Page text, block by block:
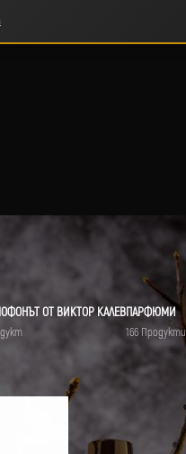
ОТ ВИКТОР КАЛЕВПАРФЮМИ
166 Продукти